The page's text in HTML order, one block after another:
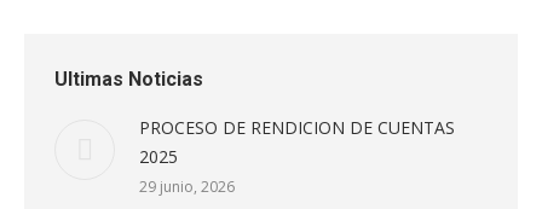
Ultimas Noticias
PROCESO DE RENDICION DE CUENTAS
2025
29 junio, 2026